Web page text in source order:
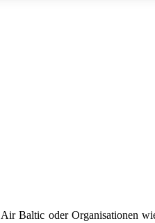
Baltic oder Organisationen